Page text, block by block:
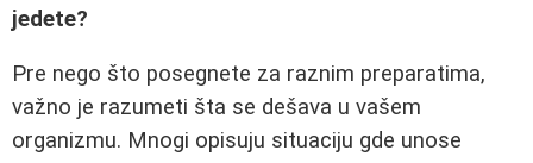
jedete?
Pre nego što posegnete za raznim preparatima,
važno je razumeti šta se dešava u vašem
organizmu. Mnogi opisuju situaciju gde unose